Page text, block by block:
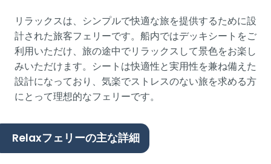
リラックスは、シンプルで快適な旅を提供するために設
計された旅客フェリーです。船内ではデッキシートをご
利用いただけ、旅の途中でリラックスして景色をお楽し
みいただけます。シートは快適性と実用性を兼ね備えた
設計になっており、気楽でストレスのない旅を求める方
にとって理想的なフェリーです。
Relaxフェリーの主な詳細